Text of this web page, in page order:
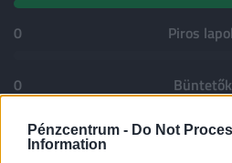
Pénzcentrum - Do Not
Information
0 Piros
0 Büntetők
Blokkolt